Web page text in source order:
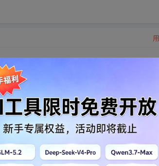
新的东西，是学习android开发好还是ios开
主要是这家单位也不算太忙，想自己学做